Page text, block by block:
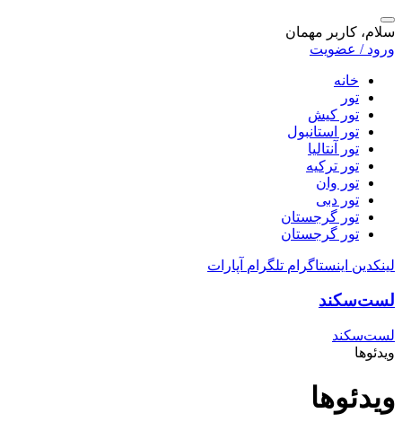
سلام، کاربر مهمان
ورود / عضویت
خانه
تور
تور کیش
تور استانبول
تور آنتالیا
تور ترکیه
تور وان
تور دبی
تور گرجستان
تور گرجستان
لینکدین اینستاگرام تلگرام آپارات
لست‌سکند
لست‌سکند
ویدئوها
ویدئو‌ها